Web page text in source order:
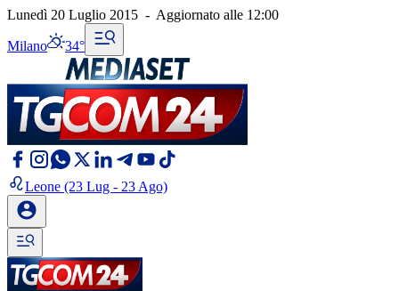
Lunedì 20 Luglio 2015 - Aggiornato alle 12:00
Milano 34°
Leone (23 Lug - 23 Ago)